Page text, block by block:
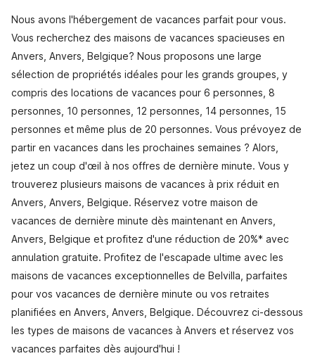
Nous avons l'hébergement de vacances parfait pour vous.
Vous recherchez des maisons de vacances spacieuses en
Anvers, Anvers, Belgique? Nous proposons une large
sélection de propriétés idéales pour les grands groupes, y
compris des locations de vacances pour 6 personnes, 8
personnes, 10 personnes, 12 personnes, 14 personnes, 15
personnes et même plus de 20 personnes. Vous prévoyez de
partir en vacances dans les prochaines semaines ? Alors,
jetez un coup d'œil à nos offres de dernière minute. Vous y
trouverez plusieurs maisons de vacances à prix réduit en
Anvers, Anvers, Belgique. Réservez votre maison de
vacances de dernière minute dès maintenant en Anvers,
Anvers, Belgique et profitez d'une réduction de 20%* avec
annulation gratuite. Profitez de l'escapade ultime avec les
maisons de vacances exceptionnelles de Belvilla, parfaites
pour vos vacances de dernière minute ou vos retraites
planifiées en Anvers, Anvers, Belgique. Découvrez ci-dessous
les types de maisons de vacances à Anvers et réservez vos
vacances parfaites dès aujourd'hui !